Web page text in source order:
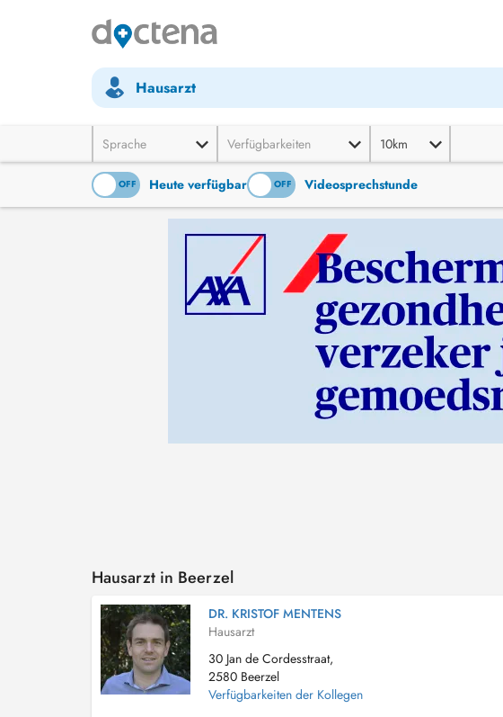
Hausarzt
Sprache Verfügbarkeiten 10km
OFF Heute verfügbar
ON OFF Videosprechstunde
Hausarzt in Beerzel
DR. KRISTOF MENTENS
Hausarzt
30 Jan de Cordesstraat,
2580 Beerzel
Verfügbarkeiten der Kollegen